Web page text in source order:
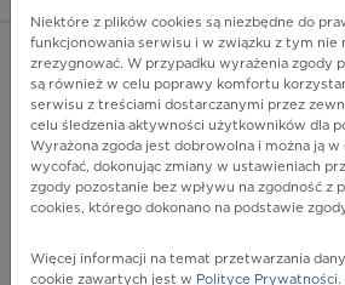
C10 - Nowotwór złośliwy części ustnej
Więcej na lekiicd10.pl
Niektóre z plików cookies są niezbędne do
funkcjonowania serwisu i w związku z tym nie
zrezygnować. W przypadku wyrażenia zgody
są również w celu poprawy komfortu
serwisu z treściami dostarczanymi przez
celu śledzenia aktywności użytkowników dla
Wyrażona zgoda jest dobrowolna i można ją
wycofać, dokonując zmiany w ustawieniach
zgody pozostanie bez wpływu na zgodność z
cookies, którego dokonano na podstawie
Więcej informacji na temat przetwarzania
cookie zawartych jest w Polityce Prywatności.